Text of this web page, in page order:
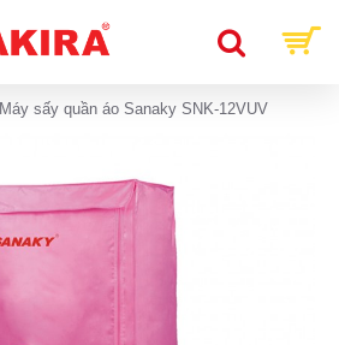
Máy sấy quần áo Sanaky SNK-12VUV